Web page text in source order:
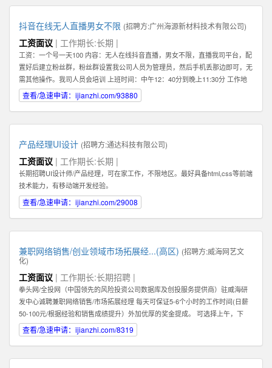
抖音在线无人直播男女不限 (招聘方:广州海源新材料技术有限公司)
工资面议 | 工作期长:长期 |
工资：一个号一天100 内容：无人在线抖音直播，男女不限，直播我司平台，配
置好后建立粉丝群，粉丝群设置我公司人员为管理员，然后手机丢那边即可，无
需其他操作。我司人员会培训 上班时间：中午12：40分到晚上11:30分 工作地
点：任意，有网络有电即可 工作要求：配合，如抖音提示需要扫脸配合扫脸 其
他福利：播满10天额外奖励200元 应聘地：全国皆可
查看/急速申请：ijianzhi.com/93880
产品经理UI设计 (招聘方:通达科技有限公司)
工资面议 | 工作期长:长期 |
长期招聘UI设计师/产品经理，可在家工作，不限地区。最好具备html,css等前端
技术能力，有移动端开发经验。
查看/急速申请：ijianzhi.com/29008
兼职网络销售/创业领域市场拓展经...(高区) (招聘方:威海网艺文
化)
工资面议 | 工作期长:长期招聘 |
拳头网/全投网（中国领先的风险投资公司数据库及创投服务提供商）驻威海研
发中心诚聘兼职网络销售/市场拓展经理 每天可保证5-6个小时的工作时间(日薪
50-100元/根据经验和销售成绩提升）外加优厚的奖金提成。 可选择上午，下
午，或晚上工作。 办公地点：高区火炬路169-1号北洋云计算电子创新平台302
室（近山东大学） 1：你必须热爱销售！必须能够真诚，热情地主动联系客户。
而不是只为了眼前的蝇头小利而失去客户对你的信任。 2: 我们需要能和客户建
查看/急速申请：ijianzhi.com/8319